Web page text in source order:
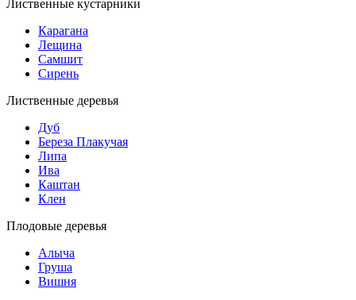
Лиственные кустарники
Карагана
Лещина
Самшит
Сирень
Лиственные деревья
Дуб
Береза Плакучая
Липа
Ива
Каштан
Клен
Плодовые деревья
Алыча
Груша
Вишня